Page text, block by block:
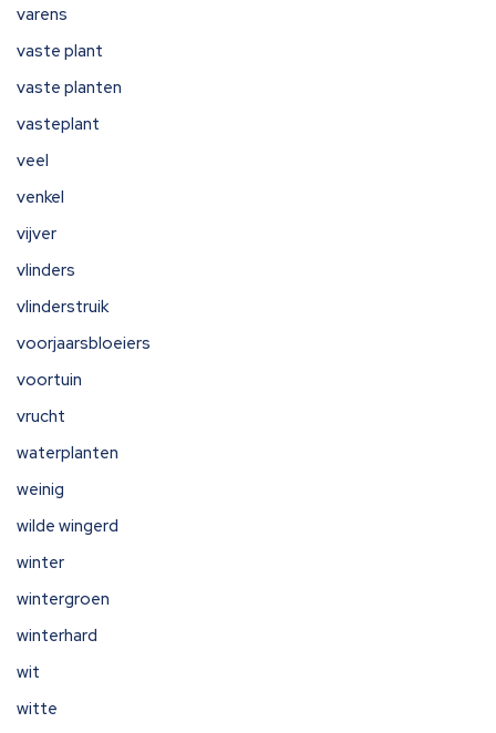
varens
vaste plant
vaste planten
vasteplant
veel
venkel
vijver
vlinders
vlinderstruik
voorjaarsbloeiers
voortuin
vrucht
waterplanten
weinig
wilde wingerd
winter
wintergroen
winterhard
wit
witte